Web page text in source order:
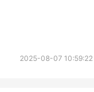
2025-08-07 10:59:22